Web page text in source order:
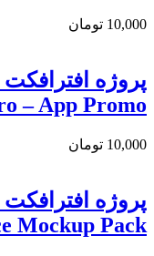
10,000 تومان
پروژه افترافکت
– App Promo
10,000 تومان
پروژه
Mockup Pack